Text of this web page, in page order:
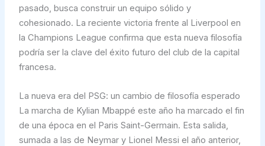
pasado, busca construir un equipo sólido y
cohesionado. La reciente victoria frente al Liverpool en
la Champions League confirma que esta nueva filosofía
podría ser la clave del éxito futuro del club de la capital
francesa.
La nueva era del PSG: un cambio de filosofía esperado
La marcha de Kylian Mbappé este año ha marcado el fin
de una época en el Paris Saint-Germain. Esta salida,
sumada a las de Neymar y Lionel Messi el año anterior,